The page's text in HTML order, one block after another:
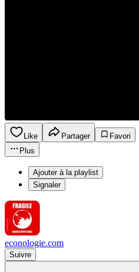
Like Partager
Favori
Plus
Ajouter à la playlist
Signaler
econologie.com
Suivre